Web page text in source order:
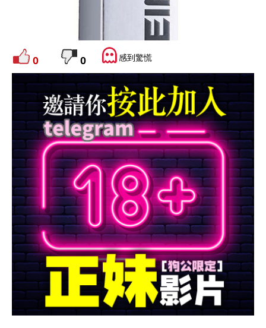
0 0 感到驚慌